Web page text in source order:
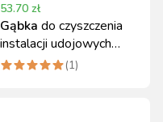
53.70 zł
Gąbka do czyszczenia
instalacji udojowych
60x70 mm 10 szt.
(1)